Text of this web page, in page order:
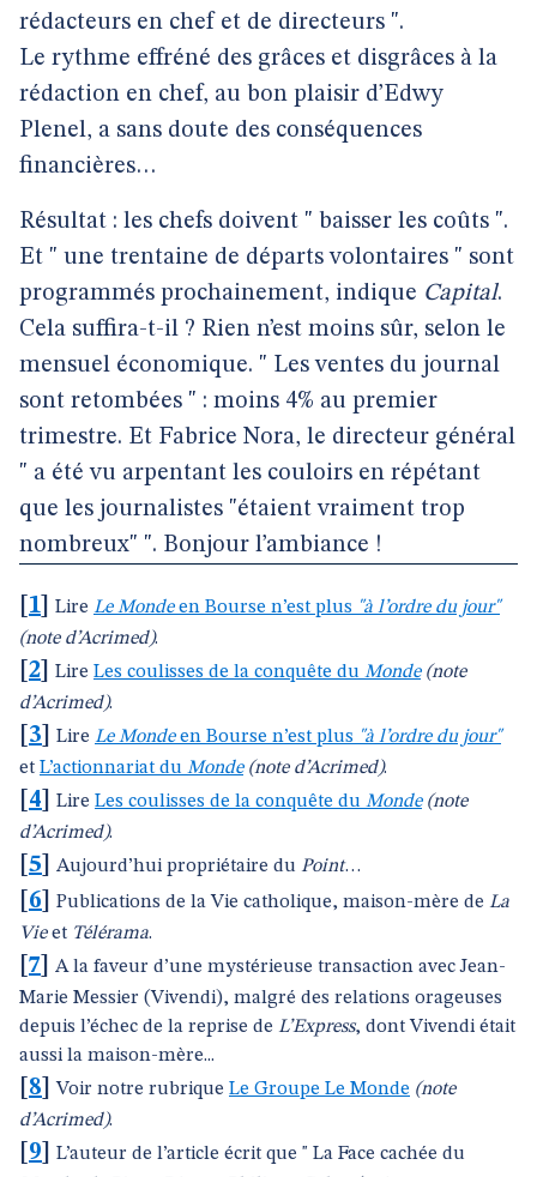
rédacteurs en chef et de directeurs ".
Le rythme effréné des grâces et disgrâces à la
rédaction en chef, au bon plaisir d’Edwy
Plenel, a sans doute des conséquences
financières…
Résultat : les chefs doivent " baisser les coûts ".
Et " une trentaine de départs volontaires " sont
programmés prochainement, indique Capital.
Cela suffira-t-il ? Rien n’est moins sûr, selon le
mensuel économique. " Les ventes du journal
sont retombées " : moins 4% au premier
trimestre. Et Fabrice Nora, le directeur général
" a été vu arpentant les couloirs en répétant
que les journalistes "étaient vraiment trop
nombreux" ". Bonjour l’ambiance !
1 Lire Le Mondeen Bourse n’est plus "à l’ordre du jour"
(note d’Acrimed).
2 Lire Les coulisses de la conquête du Monde (note
d’Acrimed).
3 Lire Le Mondeen Bourse n’est plus "à l’ordre du jour"
et L’actionnariat du Monde (note d’Acrimed).
4 Lire Les coulisses de la conquête du Monde (note
d’Acrimed).
5 Aujourd’hui propriétaire du Point…
6 Publications de la Vie catholique, maison-mère de La
Vieet Télérama.
7
A la faveur d’une mystérieuse transaction avec Jean-
Marie Messier (Vivendi), malgré des relations orageuses
depuis l’échec de la reprise de L’Express, dont Vivendi était
aussi la maison-mère...
8 ]Voir notre rubrique Le Groupe Le Monde (note
d’Acrimed).
9
L’auteur de l’article écrit que " La Face cachée du